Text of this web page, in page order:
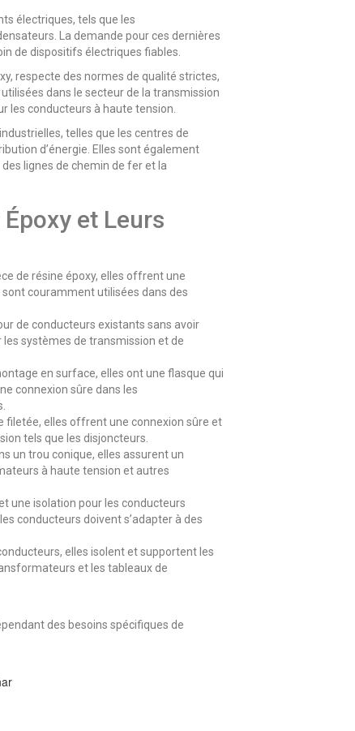
électriques, tels que les
La demande pour ces dernières
de dispositifs électriques fiables.
respecte des normes de qualité strictes,
dans le secteur de la transmission
les conducteurs à haute tension.
telles que les centres de
d’énergie. Elles sont également
lignes de chemin de fer et la
et Leurs
de résine époxy, elles offrent une
couramment utilisées dans des
de conducteurs existants sans avoir
systèmes de transmission et de
en surface, elles ont une flasque qui
connexion sûre dans les
filetée, elles offrent une connexion sûre et
tels que les disjoncteurs.
un trou conique, elles assurent un
à haute tension et autres
une isolation pour les conducteurs
conducteurs doivent s’adapter à des
elles isolent et supportent les
et les tableaux de
des besoins spécifiques de